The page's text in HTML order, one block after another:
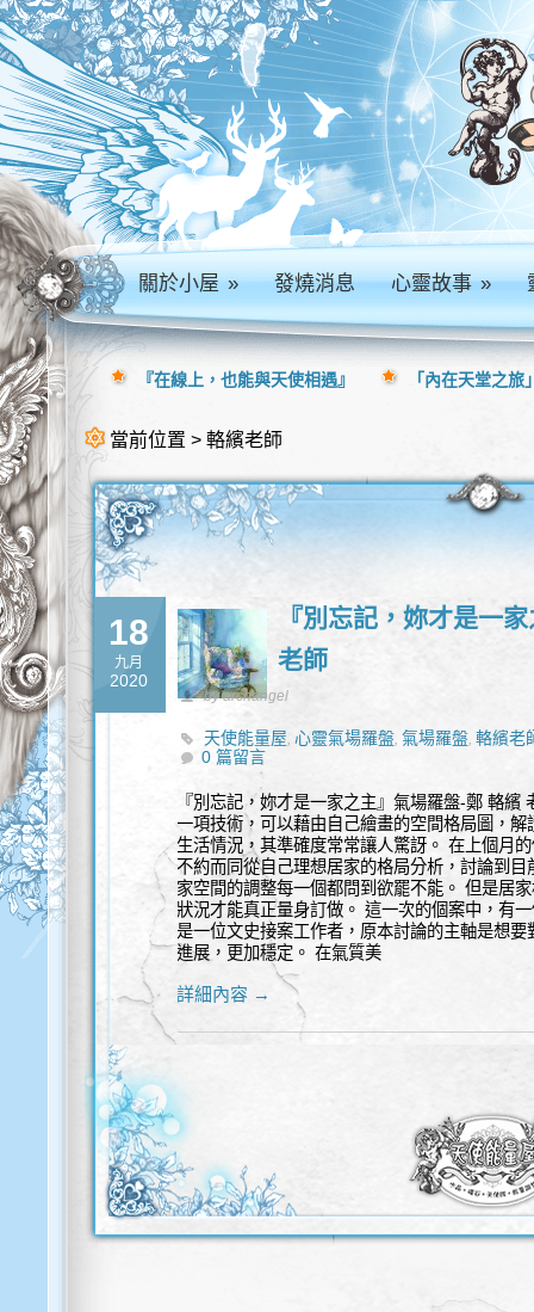
關於小屋» 發燒消息 心靈故事»
當前位置 > 輅繽老師
18
九月
2020
『別忘記，妳才是一
老師
by archangel
天使能量屋,心靈氣場羅盤,氣場羅盤,輅繽老
0 篇留言
『別忘記，妳才是一家之主』氣場羅盤-鄭 輅
一項技術，可以藉由自己繪畫的空間格局圖，
生活情況，其準確度常常讓人驚訝。 在上個月
不約而同從自己理想居家的格局分析，討論到
家空間的調整每一個都問到欲罷不能。 但是居
狀況才能真正量身訂做。 這一次的個案中，有
是一位文史接案工作者，原本討論的主軸是想
進展，更加穩定。 在氣質美
詳細內容 →
『在線上，也能與天使相遇』 「內在天堂之